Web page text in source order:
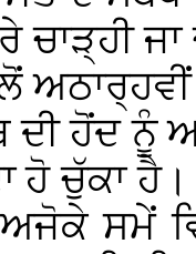
ਚਾੜ੍ਹੀ
ਦੀ ਹੋਂਦ ਨੂੰ
ਹੋ ਚੁੱਕਾ
ਅਜੋਕੇ ਸਮੇਂ